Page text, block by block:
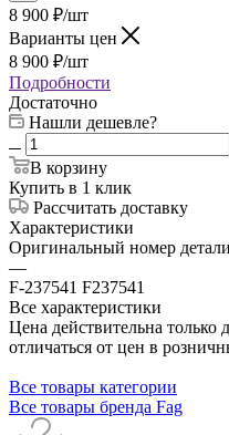
8 900 ₽/шт
Варианты цен
8 900 ₽/шт
Подробности
Достаточно
Нашли дешевле?
В корзину
Купить в 1 клик
Рассчитать доставку
Характеристики
Оригинальный номер детали
—
F-237541 F237541
Все характеристики
Цена действительна только
отличаться от цен в
Все товары категории
Все товары бренда Fag